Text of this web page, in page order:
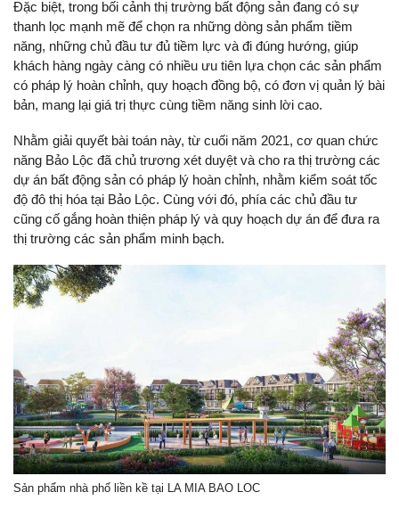
Đặc biệt, trong bối cảnh thị trường bất động sản đang có sự
thanh lọc mạnh mẽ để chọn ra những dòng sản phẩm tiềm
năng, những chủ đầu tư đủ tiềm lực và đi đúng hướng, giúp
khách hàng ngày càng có nhiều ưu tiên lựa chọn các sản phẩm
có pháp lý hoàn chỉnh, quy hoạch đồng bộ, có đơn vị quản lý bài
bản, mang lại giá trị thực cùng tiềm năng sinh lời cao.
Nhằm giải quyết bài toán này, từ cuối năm 2021, cơ quan chức
năng Bảo Lộc đã chủ trương xét duyệt và cho ra thị trường các
dự án bất động sản có pháp lý hoàn chỉnh, nhằm kiểm soát tốc
độ đô thị hóa tại Bảo Lộc. Cùng với đó, phía các chủ đầu tư
cũng cố gắng hoàn thiện pháp lý và quy hoạch dự án để đưa ra
thị trường các sản phẩm minh bạch.
Sản phẩm nhà phố liền kề tại LA MIA BAO LOC